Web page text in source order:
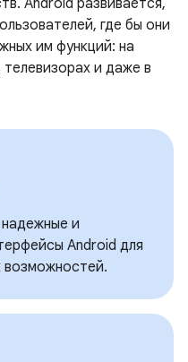
Android развивается,
где бы они
им функций: на
и даже в
и
Android для
возможностей.